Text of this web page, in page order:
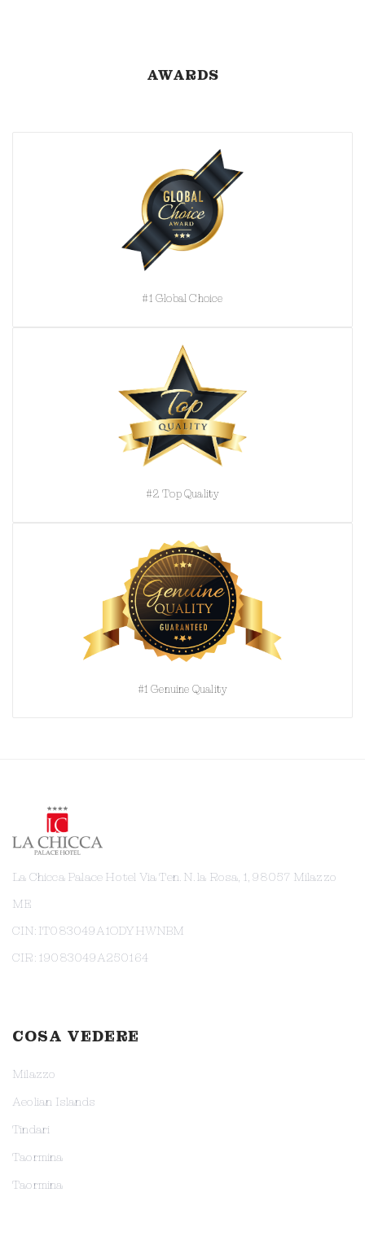
AWARDS
#1 Global Choice
#2 Top Quality
#1 Genuine Quality
La Chicca Palace Hotel Via Ten. N. la Rosa, 1, 98057 Milazzo
ME
CIN: IT083049A1ODYHWNBM
CIR: 19083049A250164
COSA VEDERE
Milazzo
Aeolian Islands
Tindari
Taormina
Taormina